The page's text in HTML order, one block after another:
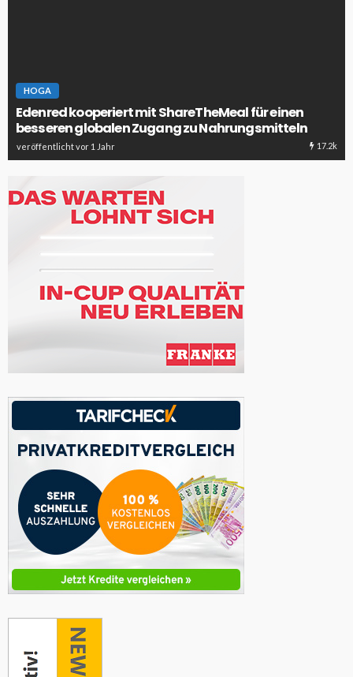
HOGA
Edenred kooperiert mit ShareTheMeal für einen
besseren globalen Zugang zu Nahrungsmitteln
veröffentlicht vor 1 Jahr 17.2k